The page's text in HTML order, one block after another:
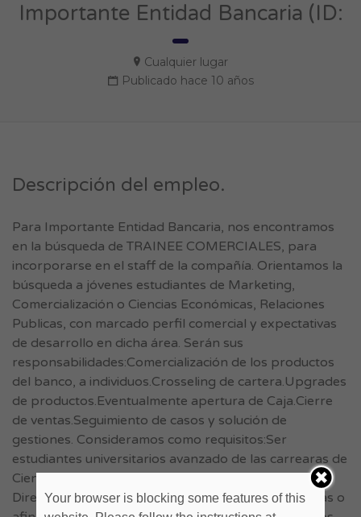
Importante Entidad Bancaria (ID:
Cualquier lugar
Publicado hace 10 años
Descripción del empleo.
Para Importante Entidad Bancaria, nos encontramos
en la búsqueda de TRAINEE COMERCIALES, para
incorporarse en el staff de la compañía. Orientamos la
búsqueda a jóvenes estudiantes de Marketing,
Comercialización o Ciencias Económicas, Relaciones
Publicas, con marcado perfil comercial y expectativas
de desarrollo en dicha área. Serán sus
responsabilidades:Comercialización de los productos
del banco, a individuos.Crosseling de cartera.Upgrades
de productos.Eventualmente apertura de Caja.Cierre
de ventas.Seguimiento de casos y solución de
gestiones. Consideramos como requisitos:Ser
estudiantes universitarios avanzado de las carrearas de
Ciencias Económicas, Marketing, Comercialización,
Dirección de Negocios, Relaciones Publicas, Finanzas o
Your browser is blocking some features of this